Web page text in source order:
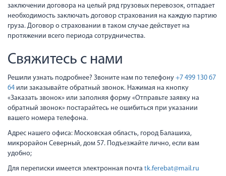
заключении договора на целый ряд грузовых перевозок, отпадает
необходимость заключать договор страхования на каждую партию
груза. Договор о страховании в таком случае действует на
протяжении всего периода сотрудничества.
Свяжитесь с нами
Решили узнать подробнее? Звоните нам по телефону +7 499 130 67
64 или заказывайте обратный звонок. Нажимая на кнопку
«Заказать звонок» или заполняя форму «Отправьте заявку на
обратный звонок» постарайтесь не ошибиться при указании
вашего номера телефона.
Адрес нашего офиса: Московская область, город Балашиха,
микрорайон Северный, дом 57. Подъезжайте лично, если вам
удобно;
Для переписки имеется электронная почта tk.ferebat@mail.ru